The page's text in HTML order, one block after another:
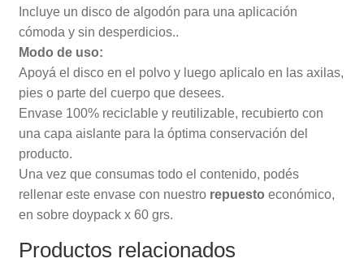
Incluye un disco de algodón para una aplicación
cómoda y sin desperdicios..
Modo de uso:
Apoyá el disco en el polvo y luego aplicalo en las axilas,
pies o parte del cuerpo que desees.
Envase 100% reciclable y reutilizable, recubierto con
una capa aislante para la óptima conservación del
producto.
Una vez que consumas todo el contenido, podés
rellenar este envase con nuestro repuesto económico,
en sobre doypack x 60 grs.
Productos relacionados